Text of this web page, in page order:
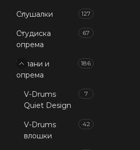
Слушалки 127
Студиска
опрема
67
Тапани и
опрема
186
V-Drums
Quiet Design
7
V-Drums
влошки
42